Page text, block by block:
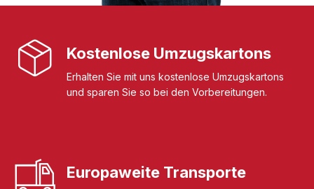
Kostenlose Umzugskartons
Erhalten Sie mit uns kostenlose Umzugskartons
und sparen Sie so bei den Vorbereitungen.
Europaweite Transporte